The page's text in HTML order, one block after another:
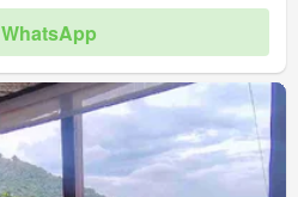
WhatsApp